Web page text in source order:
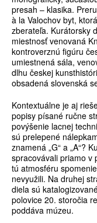
presah – klasika.
à la Valochov byt,
zberateľa. Kurátorsky
miestnosť venovaná
kontroverznú figúru
umiestnená sála,
dlhu českej
obsadená slovenská
Kontextuálne je aj
popisy písané ručne
povýšenie lacnej
sú prelepené
znamená „G“ a „A“?
spracovávali priamo v
tú atmosféru
nevyužili. Na druhej
diela sú
polovice 20. storočia
poddáva múzeu.